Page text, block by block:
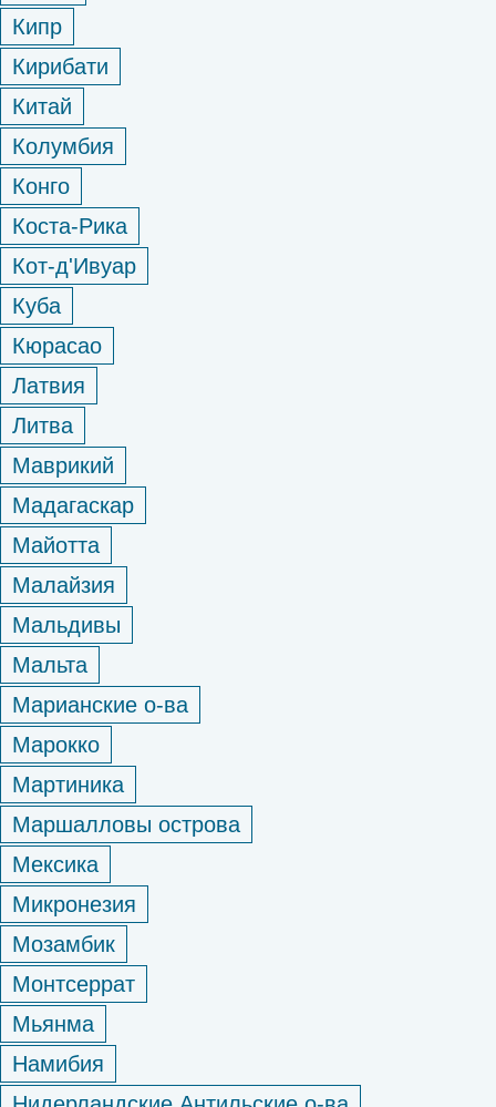
Кипр
Кирибати
Китай
Колумбия
Конго
Коста-Рика
Кот-д'Ивуар
Куба
Кюрасао
Латвия
Литва
Маврикий
Мадагаскар
Майотта
Малайзия
Мальдивы
Мальта
Марианские о-ва
Марокко
Мартиника
Маршалловы острова
Мексика
Микронезия
Мозамбик
Монтсеррат
Мьянма
Намибия